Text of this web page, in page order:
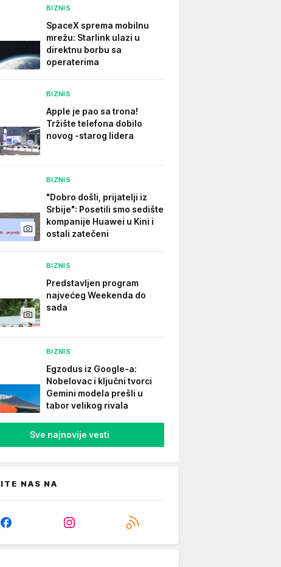
BIZNIS
SpaceX sprema mobilnu
mrežu: Starlink ulazi u
direktnu borbu sa
operaterima
BIZNIS
Apple je pao sa trona!
Tržište telefona dobilo
novog -starog lidera
BIZNIS
"Dobro došli, prijatelji iz
Srbije": Posetili smo sedište
kompanije Huawei u Kini i
ostali zatečeni
BIZNIS
Predstavljen program
najvećeg Weekenda do
sada
BIZNIS
Egzodus iz Google-a:
Nobelovac i ključni tvorci
Gemini modela prešli u
tabor velikog rivala
Sve najnovije vesti
NAS NA